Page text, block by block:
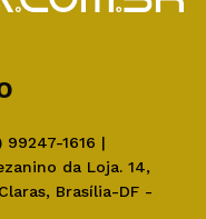
1616 |
da Loja. 14,
Brasília-DF -